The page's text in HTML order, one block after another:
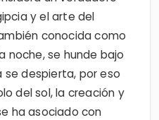
y el arte del
conocida como
noche, se hunde bajo
se despierta, por eso
del sol, la creación y
ha asociado con